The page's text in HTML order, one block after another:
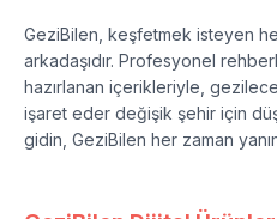
GeziBilen, keşfetmek isteyen
arkadaşıdır. Profesyonel
hazırlanan içerikleriyle,
işaret eder değişik şehir için
gidin, GeziBilen her zaman